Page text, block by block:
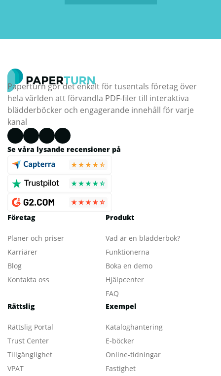
Paperturn gör det enkelt för tusentals företag över
hela världen att förvandla PDF-filer till interaktiva
blädderböcker och engagerande innehåll för varje
kanal
Se våra lysande recensioner på
Företag
Planer och priser
Karriärer
Blog
Kontakta oss
Produkt
Vad är en blädderbok?
Funktionerna
Boka en demo
Hjälpcenter
FAQ
Rättslig
Rättslig Portal
Trust Center
Tillgänglighet
VPAT
Exempel
Kataloghantering
E-böcker
Online-tidningar
Fastighet